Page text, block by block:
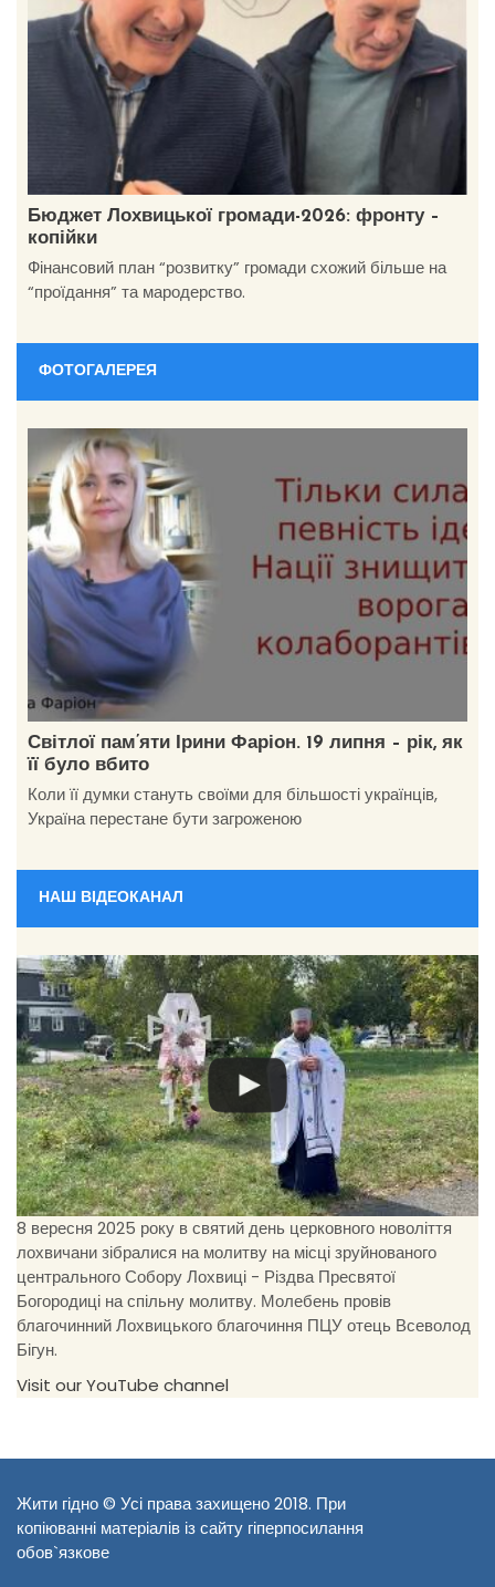
Бюджет Лохвицької громади-2026: фронту –
копійки
Фінансовий план “розвитку” громади схожий більше на
“проїдання” та мародерство.
ФОТОГАЛЕРЕЯ
Світлої пам’яти Ірини Фаріон. 19 липня – рік, як
її було вбито
Коли її думки стануть своїми для більшості українців,
Україна перестане бути загроженою
НАШ ВІДЕОКАНАЛ
8 вересня 2025 року в святий день церковного новоліття
лохвичани зібралися на молитву на місці зруйнованого
центрального Собору Лохвиці - Різдва Пресвятої
Богородиці на спільну молитву. Молебень провів
благочинний Лохвицького благочиння ПЦУ отець Всеволод
Бігун.
Visit our YouTube channel
Жити гідно © Усі права захищено 2018. При
копіюванні матеріалів із сайту гіперпосилання
обов`язкове